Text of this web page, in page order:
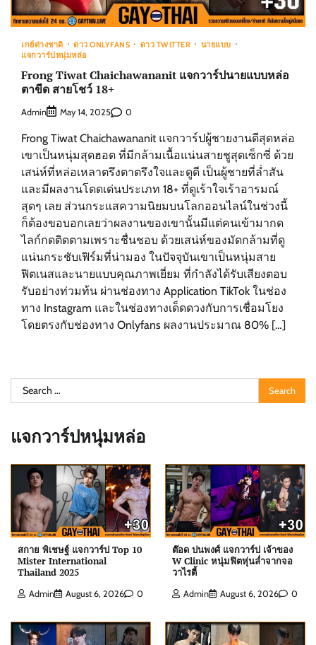
เกย์ต่างชาติ ดาว ONLYFANS ดาว TWITTER
นายแบบ
แจกวาร์ปหนุ่มหล่อ
Frong Tiwat Chaichawananit แจกวาร์ปนายแบบหล่อ
ตาขีด สายโชว์ 18+
Admin May 14, 2025 0
Frong Tiwat Chaichawananit แจกวาร์ปผู้ชายงานดีสุดหล่อ
เขาเป็นหนุ่มสุดฮอต ที่มีกล้ามเนื้อแน่นสายชูสุดเซ็กซี่ ด้วย
เสน่ห์ที่หล่อเหลาตรึงตาตรึงใจและดูดี เป็นผู้ชายที่ล่ำสัน
และมีผลงานโดดเด่นประเภท 18+ ที่ดูเร้าใจเร้าอารมณ์
สุดๆ เลย ส่วนกระแสความนิยมบนโลกออนไลน์ในช่วงนี้
ก็ต้องขอบอกเลยว่าผลงานของเขานั้นมีแต่คนเข้ามากด
ไลก์กดติดตามเพราะชื่นชอบ ด้วยเสน่ห์ของมัดกล้ามที่ดู
แน่นกระชับเฟิร์มที่น่ามอง ในปัจจุบันเขาเป็นหนุ่มสาย
ฟิตเนสและนายแบบคุณภาพเยี่ยม ที่กำลังได้รับเสียงตอบ
รับอย่างท่วมท้น ผ่านช่องทาง Application TikTok ในช่อง
ทาง Instagram และในช่องทางเด็ดดวงกับการเชื่อมโยง
โดยตรงกับช่องทาง Onlyfans ผลงานประมาณ 80% […]
Search
for:
แจกวาร์ปหนุ่มหล่อ
สกาย พิเชษฐ์ แจกวาร์ป Top 10
Mister International
Thailand 2025
Admin August 6, 2026 0
ต๊อด ปนพงศ์ แจกวาร์ป เจ้าของ
W Clinic หนุ่มฟิตหุ่นล่ำจากจอ
วาไรตี้
Admin August 6, 2026 0
ต๊อด ปนพงศ์ แจกวาร์ป เจ้าของ W Clinic หนุ่มฟิตหุ่น
ล่ำจากจอวาไรตี้